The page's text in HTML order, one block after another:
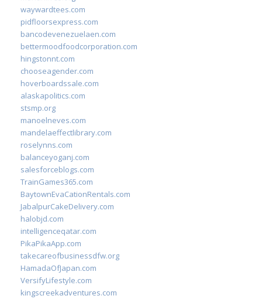
waywardtees.com
pidfloorsexpress.com
bancodevenezuelaen.com
bettermoodfoodcorporation.com
hingstonnt.com
chooseagender.com
hoverboardssale.com
alaskapolitics.com
stsmp.org
manoelneves.com
mandelaeffectlibrary.com
roselynns.com
balanceyoganj.com
salesforceblogs.com
TrainGames365.com
BaytownEvaCationRentals.com
JabalpurCakeDelivery.com
halobjd.com
intelligenceqatar.com
PikaPikaApp.com
takecareofbusinessdfw.org
HamadaOfJapan.com
VersifyLifestyle.com
kingscreekadventures.com